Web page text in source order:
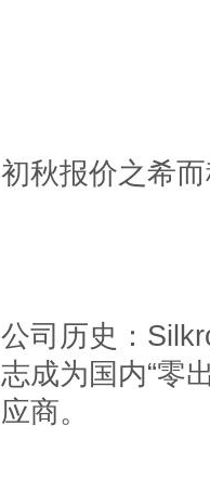
初秋报价之希
公司历史：
志成为国内“零
应商。